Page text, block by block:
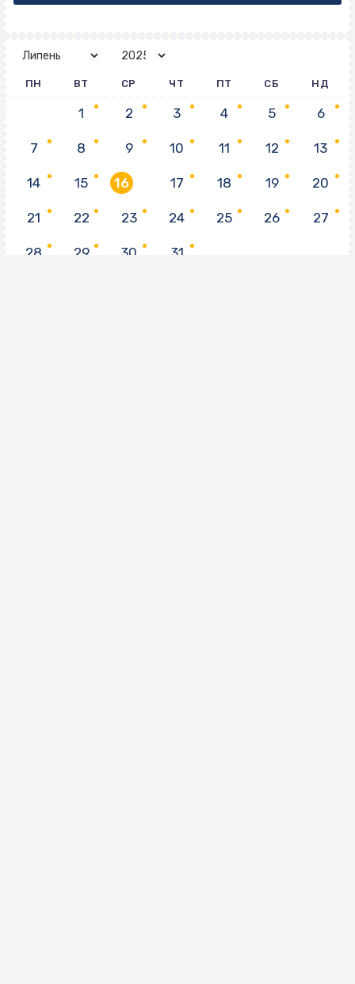
ПН ВТ СР ЧТ ПТ СБ НД
1 2 3 4 5 6
7 8 9 10 11 12 13
14 15 16 17 18 19 20
21 22 23 24 25 26 27
28 29 30 31